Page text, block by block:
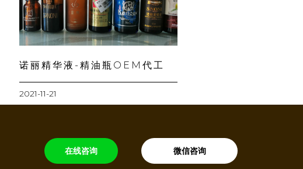
诺丽精华液-精油瓶OEM代工
2021-11-21
在线咨询 微信咨询